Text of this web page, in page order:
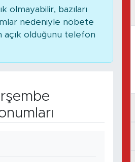
olmayabilir, bazıları
nedeniyle nöbete
açık olduğunu telefon